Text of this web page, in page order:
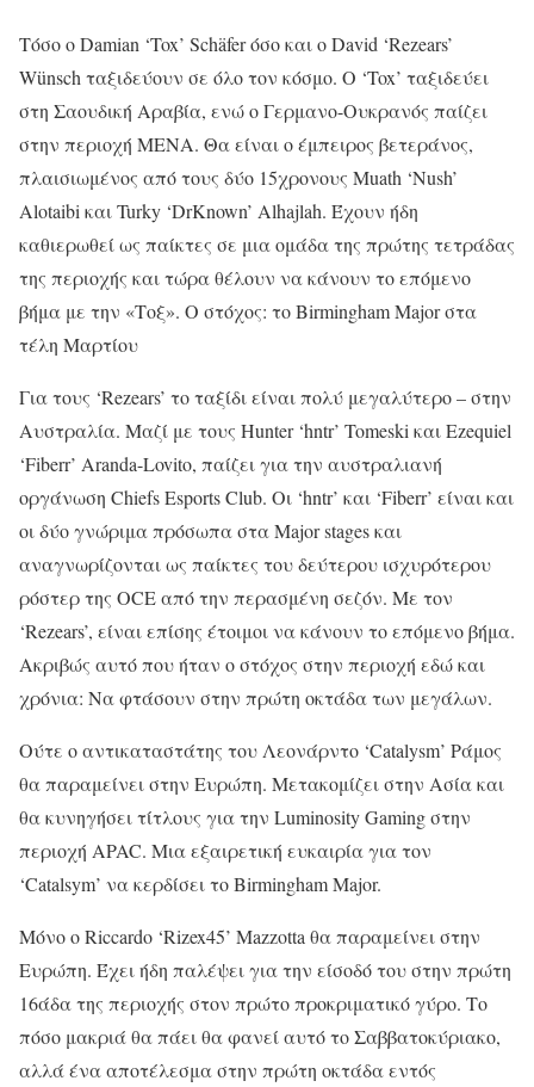
Τόσο ο Damian ‘Tox’ Schäfer όσο και ο David ‘Rezears’
Wünsch ταξιδεύουν σε όλο τον κόσμο. Ο ‘Tox’ ταξιδεύει
στη Σαουδική Αραβία, ενώ ο Γερμανο-Ουκρανός παίζει
στην περιοχή MENA. Θα είναι ο έμπειρος βετεράνος,
πλαισιωμένος από τους δύο 15χρονους Muath ‘Nush’
Alotaibi και Turky ‘DrKnown’ Alhajlah. Έχουν ήδη
καθιερωθεί ως παίκτες σε μια ομάδα της πρώτης τετράδας
της περιοχής και τώρα θέλουν να κάνουν το επόμενο
βήμα με την «Τοξ». Ο στόχος: το Birmingham Major στα
τέλη Μαρτίου
Για τους ‘Rezears’ το ταξίδι είναι πολύ μεγαλύτερο – στην
Αυστραλία. Μαζί με τους Hunter ‘hntr’ Tomeski και Ezequiel
‘Fiberr’ Aranda-Lovito, παίζει για την αυστραλιανή
οργάνωση Chiefs Esports Club. Οι ‘hntr’ και ‘Fiberr’ είναι και
οι δύο γνώριμα πρόσωπα στα Major stages και
αναγνωρίζονται ως παίκτες του δεύτερου ισχυρότερου
ρόστερ της OCE από την περασμένη σεζόν. Με τον
‘Rezears’, είναι επίσης έτοιμοι να κάνουν το επόμενο βήμα.
Ακριβώς αυτό που ήταν ο στόχος στην περιοχή εδώ και
χρόνια: Να φτάσουν στην πρώτη οκτάδα των μεγάλων.
Ούτε ο αντικαταστάτης του Λεονάρντο ‘Catalysm’ Ράμος
θα παραμείνει στην Ευρώπη. Μετακομίζει στην Ασία και
θα κυνηγήσει τίτλους για την Luminosity Gaming στην
περιοχή APAC. Μια εξαιρετική ευκαιρία για τον
‘Catalsym’ να κερδίσει το Birmingham Major.
Μόνο ο Riccardo ‘Rizex45’ Mazzotta θα παραμείνει στην
Ευρώπη. Έχει ήδη παλέψει για την είσοδό του στην πρώτη
16άδα της περιοχής στον πρώτο προκριματικό γύρο. Το
πόσο μακριά θα πάει θα φανεί αυτό το Σαββατοκύριακο,
αλλά ένα αποτέλεσμα στην πρώτη οκτάδα εντός